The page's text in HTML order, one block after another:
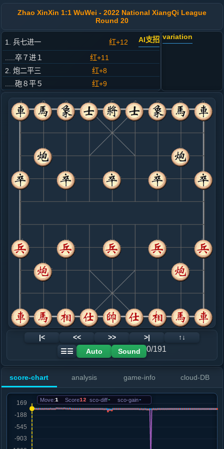
Zhao XinXin 1:1 WuWei - 2022 National XiangQi League
Round 20
1. 兵七进一 红+12 AI支招
.....卒７进１
红+11
2. 炮二平三
红+8
.....砲８平５
红+9
3. 马八进七
红+1
.....马８进７
红+4
4. 相七进五
黑+2
.....马２进１
红+6
5. 马二进一
红+3
.....车９平８
6. 仕六进五
红+2
车一平二
.....砲２平４
红+4
7. 马七进八
红+1
车九平六
8. 车九平六
红+4
.....士６进５
红+5
士４进５
9. 车一平二
红+1
.....车８进９
10. 马一退二
红+1
.....砲４进３
红+10
砲５进４
红+2
.....砲５平４
红+3
12. 车六平八
红+2
红+3
13. 炮八进四
红+2
.....车２进９
红+13
15. 马七退八
红+13
.....马６退４
16. 炮三进三
variation
|< << >> >|
↑↓
☰☰
Auto Sound 0/191
score-chart analysis game-info cloud-DB
Move:1 Score12 sco-diff- sco-gain-